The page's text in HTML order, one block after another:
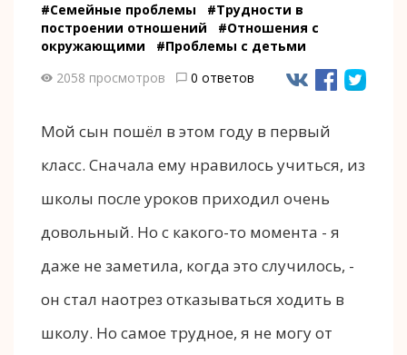
#Семейные проблемы
#Трудности в
построении отношений
#Отношения с
окружающими
#Проблемы с детьми
2058 просмотров
0 ответов
Мой сын пошёл в этом году в первый
класс. Сначала ему нравилось учиться, из
школы после уроков приходил очень
довольный. Но с какого-то момента - я
даже не заметила, когда это случилось, -
он стал наотрез отказываться ходить в
школу. Но самое трудное, я не могу от